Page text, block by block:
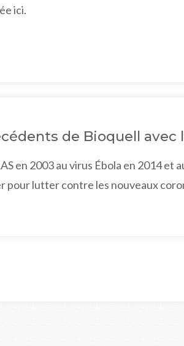
ici.
de Bioquell
en 2003 au virus Ébola en 2014
pour lutter contre les nouveaux